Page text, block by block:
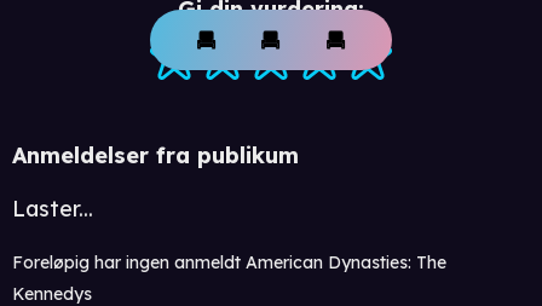
Gi din vurdering:
Anmeldelser fra publikum
Laster...
Foreløpig har ingen anmeldt American Dynasties: The
Kennedys